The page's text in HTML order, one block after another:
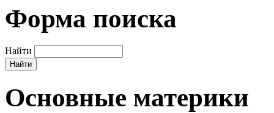
Форма поиска
Найти
Основные материки